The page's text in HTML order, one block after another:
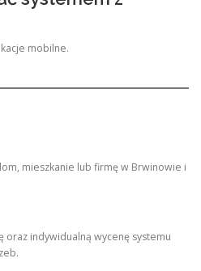
mobilne.
mieszkanie lub firmę w Brwinowie i
oraz indywidualną wycenę systemu